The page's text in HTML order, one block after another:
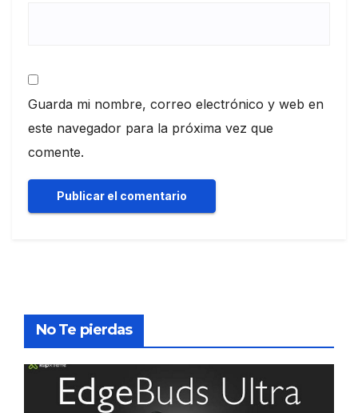
Guarda mi nombre, correo electrónico y web en
este navegador para la próxima vez que
comente.
No Te pierdas